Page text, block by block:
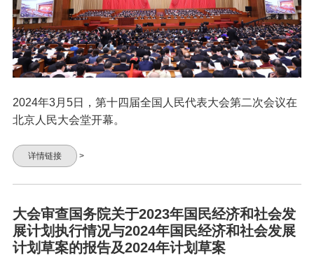
2024年3月5日，第十四届全国人民代表大会第二次会议在
北京人民大会堂开幕。
详情链接 >
大会审查国务院关于2023年国民经济和社会发
展计划执行情况与2024年国民经济和社会发展
计划草案的报告及2024年计划草案